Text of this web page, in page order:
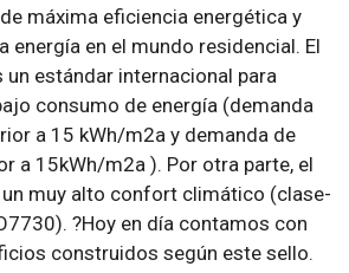
máxima eficiencia energética y
energía en el mundo residencial. El
un estándar internacional para
consumo de energía (demanda
a 15 kWh/m2a y demanda de
a 15kWh/m2a ). Por otra parte, el
muy alto confort climático (clase-
?Hoy en día contamos con
construidos según este sello.